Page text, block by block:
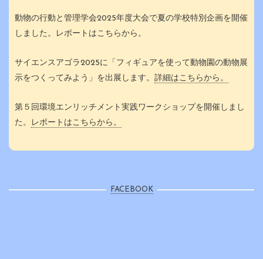
動物の行動と管理学会2025年度大会で夏の学校特別企画を開催
しました。レポートはこちらから。
サイエンスアゴラ2025に「フィギュアを使って動物園の動物展
示をつくってみよう」を出展します。 詳細はこちらから。
第５回環境エンリッチメント実践ワークショップを開催しまし
た。
レポートはこちらから。
FACEBOOK